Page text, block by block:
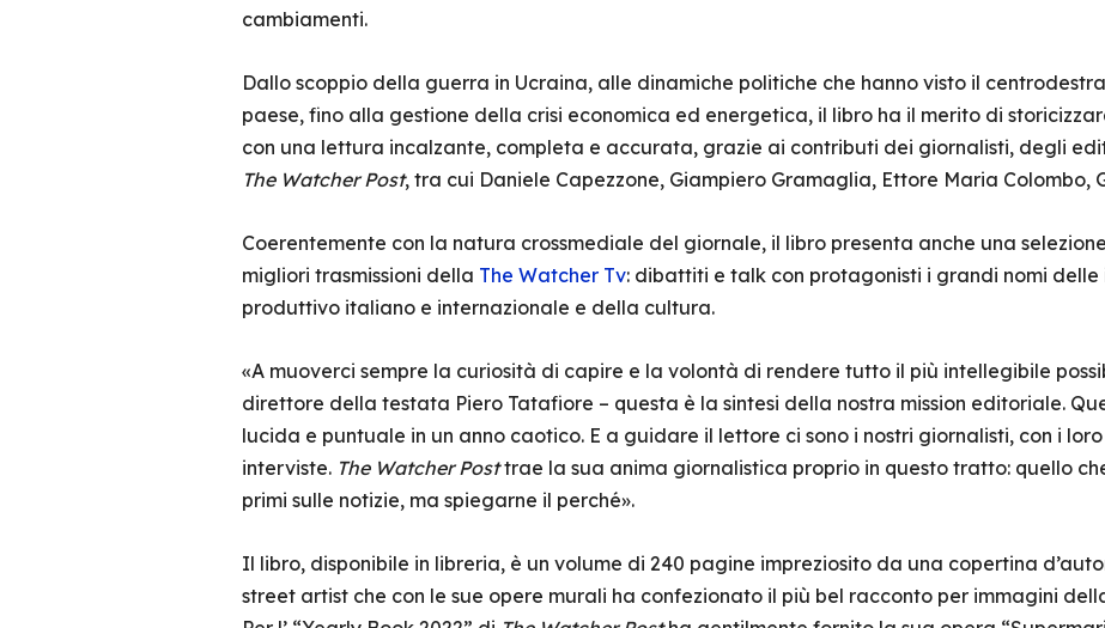
cambiamenti.
Dallo scoppio della guerra in Ucraina, alle dinamiche politiche che hanno visto il
paese, fino alla gestione della crisi economica ed energetica, il libro ha il merito di
con una lettura incalzante, completa e accurata, grazie ai contributi dei giornalisti, degli
The Watcher Post, tra cui Daniele Capezzone, Giampiero Gramaglia, Ettore Maria Colombo,
Coerentemente con la natura crossmediale del giornale, il libro presenta anche una
migliori trasmissioni della The Watcher Tv: dibattiti e talk con protagonisti i grandi nomi delle
produttivo italiano e internazionale e della cultura.
«A muoverci sempre la curiosità di capire e la volontà di rendere tutto il più intellegibile
direttore della testata Piero Tatafiore – questa è la sintesi della nostra mission editoriale.
lucida e puntuale in un anno caotico. E a guidare il lettore ci sono i nostri giornalisti, con i
interviste. The Watcher Posttrae la sua anima giornalistica proprio in questo tratto: quello
primi sulle notizie, ma spiegarne il perché».
Il libro, disponibile in libreria, è un volume di 240 pagine impreziosito da una copertina
street artist che con le sue opere murali ha confezionato il più bel racconto per immagini